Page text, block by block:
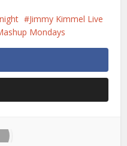
Jimmy Kimmel Live
Mondays